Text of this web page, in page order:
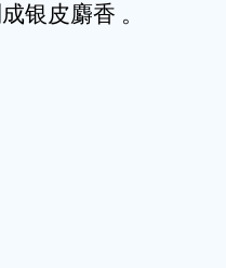
银皮麝香 。